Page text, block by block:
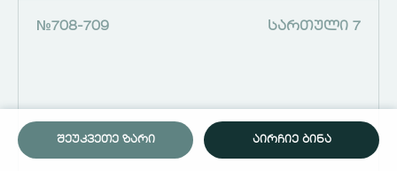
ᲨᲔᲣᲙᲕᲔᲗᲔ ᲖᲐᲠᲘ ᲐᲘᲠᲩᲘᲔ ᲑᲘᲜᲐ
№708-709 ᲡᲐᲠᲗᲣᲚᲘ 7